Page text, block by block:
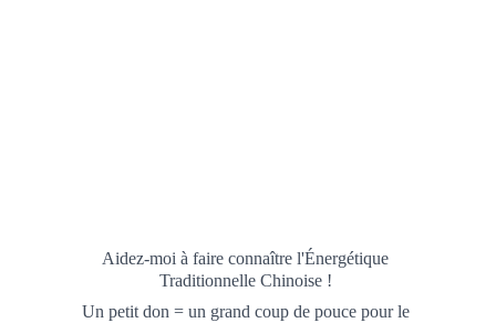
Aidez-moi à faire connaître l'Énergétique
Traditionnelle Chinoise !
Un petit don = un grand coup de pouce pour le